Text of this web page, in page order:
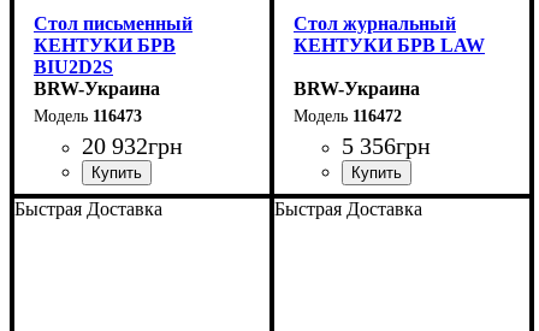
Стол письменный
КЕНТУКИ БРВ
BIU2D2S
BRW-Украина
116473
20 932грн
ширина, мм: 1600
высота, мм: 780
глубина, мм: 740
Стол журнальный
КЕНТУКИ БРВ LAW
BRW-Украина
116472
5 356грн
ширина, мм: 650
высота, мм: 510
глубина, мм: 1300
Быстрая Доставка Быстрая Доставка